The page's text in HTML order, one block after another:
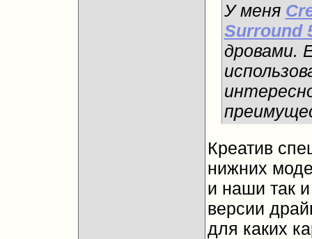
У меня
Surround
дровами.
Креатив
нижних
и наши так
версии
для каких